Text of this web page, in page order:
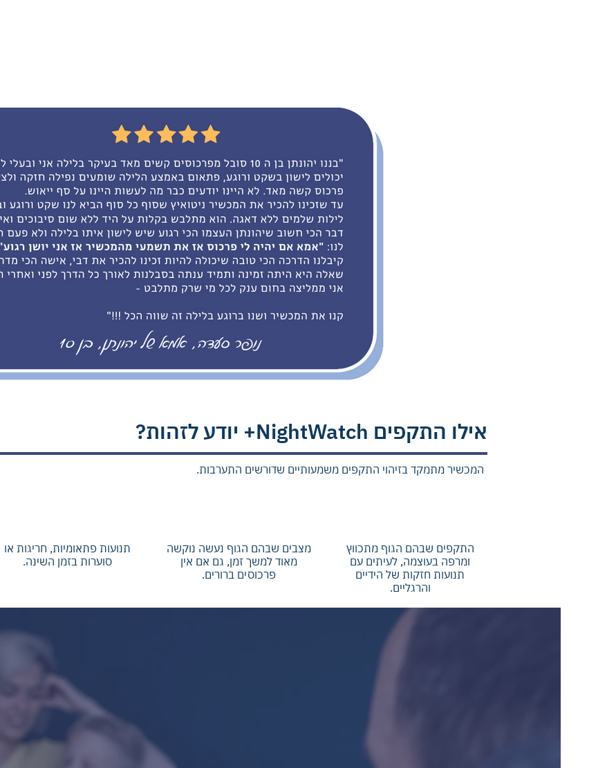
אילו התקפים NightWatch+ יודע לזהות?‬
​המכשיר מתמקד בזיהוי התקפים משמעותיים שדורשים התערבות.‬‬‬‬‬
התקפים שבהם הגוף מתכווץ
ומרפה בעוצמה, לעיתים עם
תנועות חזקות של הידיים
והרגליים.‬‬
מצבים שבהם הגוף נעשה נוקשה
מאוד למשך זמן, גם אם אין
פרכוסים ברורים.
תנועות פתאומיות, חריגות או
סוערות בזמן השינה.
במחקרים קליניים נמצא כי